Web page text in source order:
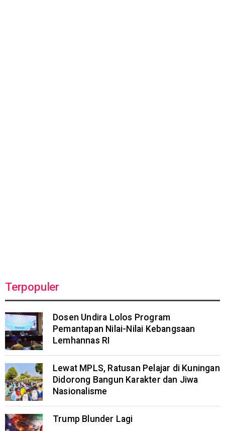
Terpopuler
Dosen Undira Lolos Program
Pemantapan Nilai-Nilai Kebangsaan
Lemhannas RI
Lewat MPLS, Ratusan Pelajar di Kuningan
Didorong Bangun Karakter dan Jiwa
Nasionalisme
Trump Blunder Lagi